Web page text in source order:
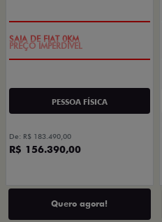
PESSOA FÍSICA
De: R$ 183.490,00
R$ 156.390,00
Quero agora!